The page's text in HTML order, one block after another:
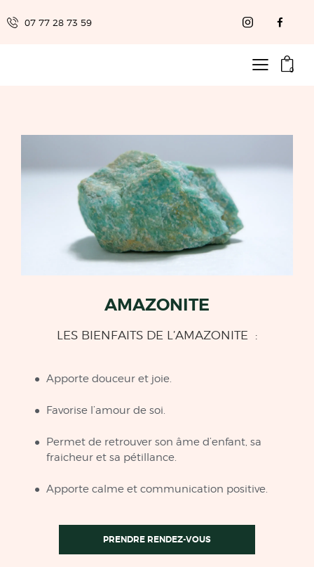
07 77 28 73 59
0
AMAZONITE
LES BIENFAITS DE L’AMAZONITE :
Apporte douceur et joie.
Favorise l’amour de soi.
Permet de retrouver son âme d’enfant, sa
fraicheur et sa pétillance.
Apporte calme et communication positive.
PRENDRE RENDEZ-VOUS